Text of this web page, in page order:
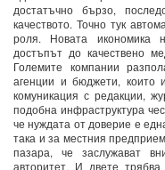
достатъчно бързо,
качеството. Точно тук
роля. Новата икономика
достъпът до качествено
Големите компании
агенции и бюджети, които
комуникация с редакции,
подобна инфраструктура
че нуждата от доверие е
така и за местния
пазара, че заслужават
авторитет. И двете